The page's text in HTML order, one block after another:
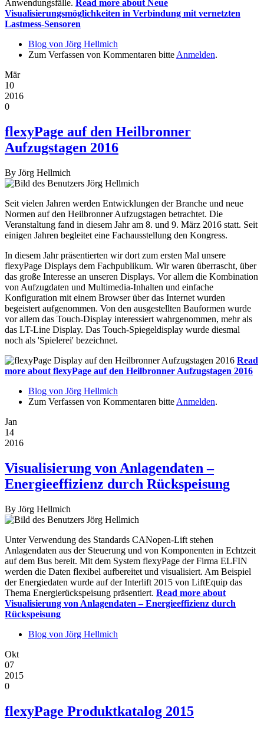
Anwendungsfälle. Read more about Neue
Visualisierungsmöglichkeiten in Verbindung mit vernetzten
Lastmess-Sensoren
Blog von Jörg Hellmich
Zum Verfassen von Kommentaren bitte Anmelden.
Mär
10
2016
0
flexyPage auf den Heilbronner
Aufzugstagen 2016
By Jörg Hellmich
Seit vielen Jahren werden Entwicklungen der Branche und neue
Normen auf den Heilbronner Aufzugstagen betrachtet. Die
Veranstaltung fand in diesem Jahr am 8. und 9. März 2016 statt. Seit
einigen Jahren begleitet eine Fachausstellung den Kongress.
In diesem Jahr präsentierten wir dort zum ersten Mal unsere
flexyPage Displays dem Fachpublikum. Wir waren überrascht, über
das große Interesse an unseren Displays. Vor allem die Kombination
von Aufzugdaten und Multimedia-Inhalten und einfache
Konfiguration mit einem Browser über das Internet wurden
begeistert aufgenommen. Von den ausgestellten Bauformen wurde
vor allem das Touch-Display interessiert wahrgenommen, mehr als
das LT-Line Display. Das Touch-Spiegeldisplay wurde diesmal
noch als 'Spielerei' bezeichnet.
Read
more about flexyPage auf den Heilbronner Aufzugstagen 2016
Blog von Jörg Hellmich
Zum Verfassen von Kommentaren bitte Anmelden.
Jan
14
2016
Visualisierung von Anlagendaten –
Energieeffizienz durch Rückspeisung
By Jörg Hellmich
Unter Verwendung des Standards CANopen-Lift stehen
Anlagendaten aus der Steuerung und von Komponenten in Echtzeit
auf dem Bus bereit. Mit dem System flexyPage der Firma ELFIN
werden die Daten flexibel aufbereitet und visualisiert. Am Beispiel
der Energiedaten wurde auf der Interlift 2015 von LiftEquip das
Thema Energierückspeisung präsentiert. Read more about
Visualisierung von Anlagendaten – Energieeffizienz durch
Rückspeisung
Blog von Jörg Hellmich
Okt
07
2015
0
flexyPage Produktkatalog 2015